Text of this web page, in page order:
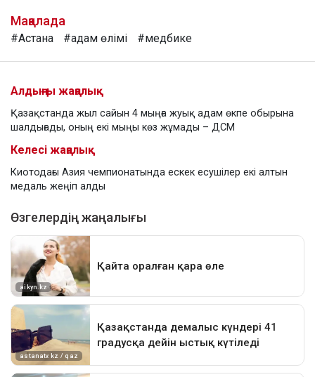
Мақалада
#Астана #адам өлімі #медбике
Алдыңғы жаңалық
Қазақстанда жыл сайын 4 мыңға жуық адам өкпе обырына
шалдығады, оның екі мыңы көз жұмады – ДСМ
Келесі жаңалық
Киотодағы Азия чемпионатында ескек есушілер екі алтын
медаль жеңіп алды